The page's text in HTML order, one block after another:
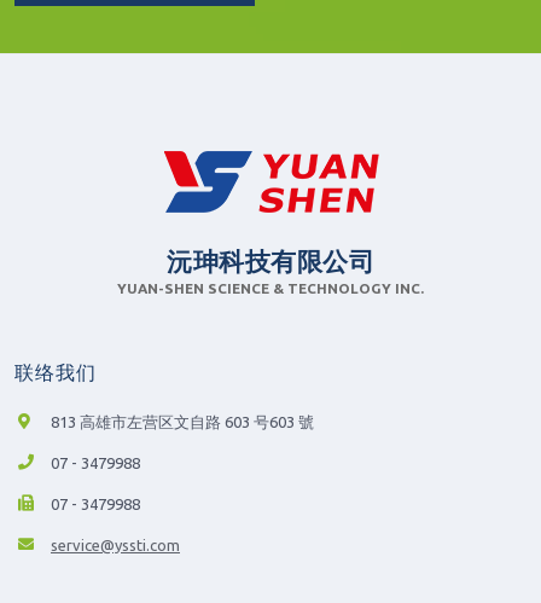
沅珅科技有限公司
YUAN-SHEN SCIENCE & TECHNOLOGY INC.
联络我们
813 高雄市左营区文自路 603 号603 號
07 - 3479988
07 - 3479988
service@yssti.com